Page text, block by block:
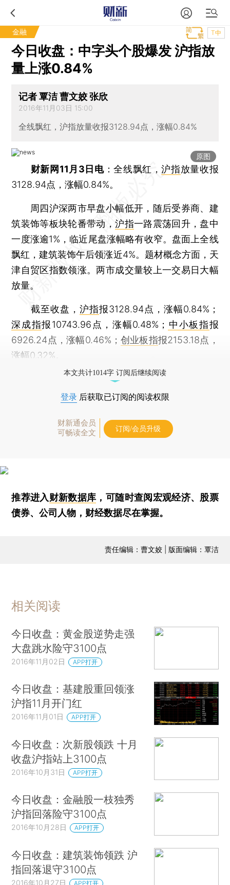
金融 T中
今日收盘：中字头个股爆发 沪指放
量上涨0.84%
记者 覃洁 曹文姣 张欣
2016年11月03日 15:00
全线飘红，沪指放量收报3128.94点，涨幅0.84%
原图
财新网11月3日电：全线飘红，沪指放量收报
3128.94点，涨幅0.84%。
周四沪深两市早盘小幅低开，随后受券商、建
筑装饰等板块轮番带动，沪指一路震荡回升，盘中
一度涨逾1%，临近尾盘涨幅略有收窄。盘面上全线
飘红，建筑装饰午后领涨近4%。题材概念方面，天
津自贸区指数领涨。两市成交量较上一交易日大幅
放量。
截至收盘，沪指报3128.94点，涨幅0.84%；
深成指报10743.96点，涨幅0.48%； 中小板指报
6926.24点，涨幅0.46%； 创业板指报2153.18点，
涨幅0.32%。
本文共计1014字 订阅后继续阅读
登录 后获取已订阅的阅读权限
财新通会员
可畅读全文
订阅/会员升级
推荐进入财新数据库 ，可随时查阅宏观经济、股票
债券、公司人物，财经数据尽在掌握。
责任编辑：曹文姣 | 版面编辑：覃洁
相关阅读
今日收盘：黄金股逆势走强
大盘跳水险守3100点
2016年11月02日 APP打开
今日收盘：基建股重回领涨
沪指11月开门红
2016年11月01日 APP打开
今日收盘：次新股领跌 十月
收盘沪指站上3100点
2016年10月31日 APP打开
今日收盘：金融股一枝独秀
沪指回落险守3100点
2016年10月28日 APP打开
今日收盘：建筑装饰领跌 沪
指回落退守3100点
2016年10月27日 APP打开